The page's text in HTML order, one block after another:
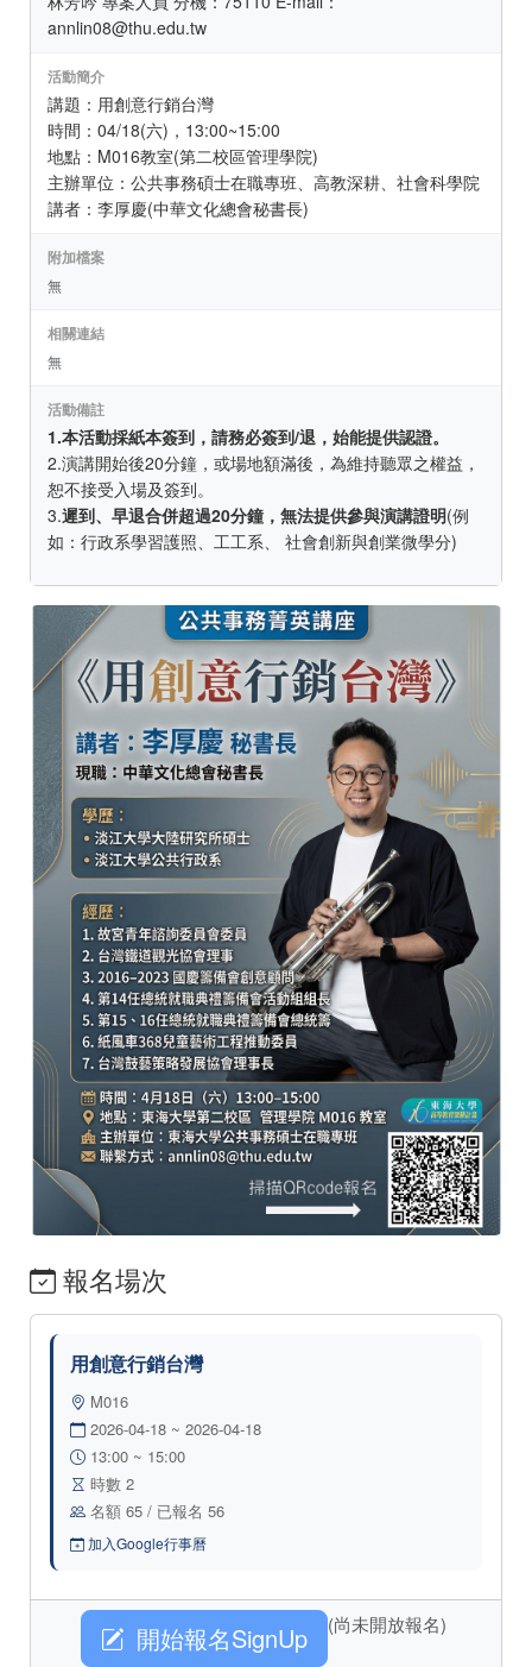
annlin08@thu.edu.tw
活動簡介
講題：用創意行銷台灣
時間：04/18(六)，13:00~15:00
地點：M016教室(第二校區管理學院)
主辦單位：公共事務碩士在職專班、高教深耕、社會科學院
講者：李厚慶(中華文化總會秘書長)
附加檔案
無
相關連結
無
活動備註
1.本活動採紙本簽到，請務必簽到/退，始能提供認證。
2.演講開始後20分鐘，或場地額滿後，為維持聽眾之權益，
恕不接受入場及簽到。
3.遲到、早退合併超過20分鐘，無法提供參與演講證明(例
如：行政系學習護照、工工系、 社會創新與創業微學分)
報名場次
用創意行銷台灣
M016
2026-04-18 ~ 2026-04-18
13:00 ~ 15:00
時數 2
名額 65 / 已報名 56
加入Google行事曆
開始報名SignUp (尚未開放報名)